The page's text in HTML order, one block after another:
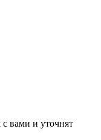
вами и уточнят